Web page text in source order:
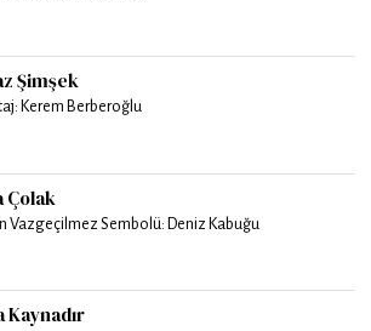
Şimşek
Kerem Berberoğlu
Çolak
Vazgeçilmez Sembolü: Deniz Kabuğu
Kaynadır